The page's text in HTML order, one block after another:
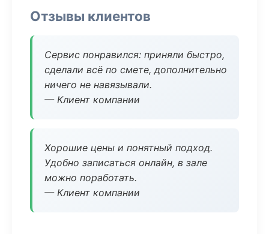
Отзывы клиентов
Сервис понравился: приняли быстро,
сделали всё по смете, дополнительно
ничего не навязывали.
— Клиент компании
Хорошие цены и понятный подход.
Удобно записаться онлайн, в зале
можно поработать.
— Клиент компании